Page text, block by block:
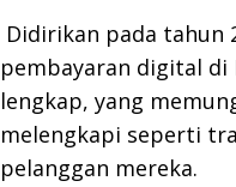
Didirikan pada tahun
pembayaran digital di
lengkap, yang
melengkapi seperti
pelanggan mereka.